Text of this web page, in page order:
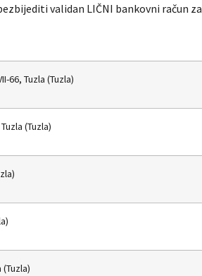
validan LIČNI bankovni račun za
66, Tuzla (Tuzla)
(Tuzla)